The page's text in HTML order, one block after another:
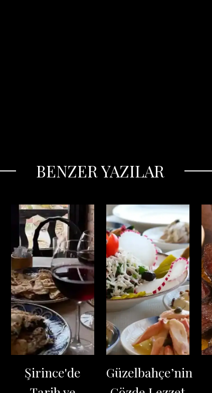
BENZER YAZILAR
Şirince'de
Güzelbahçe’nin